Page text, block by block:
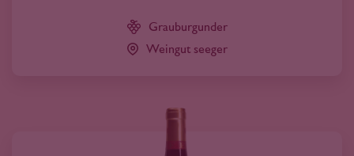
Grauburgunder
Weingut seeger